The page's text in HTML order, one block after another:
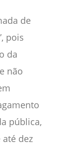
de
pois
da
não
pública,
dez